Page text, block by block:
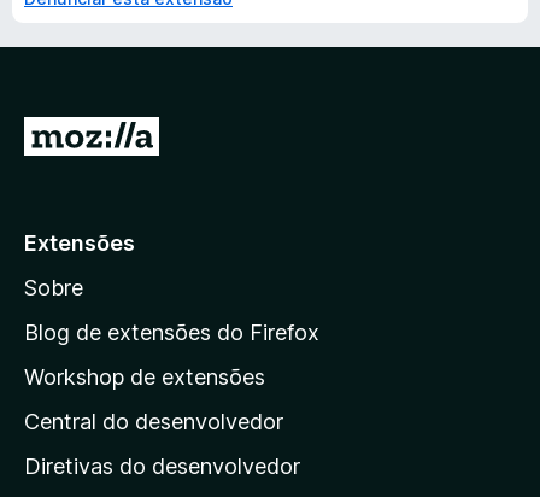
a
a
a
á
g
i
Extensões
Sobre
Blog de extensões do Firefox
Workshop de extensões
Central do desenvolvedor
Diretivas do desenvolvedor